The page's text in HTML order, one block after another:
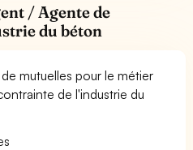
/ Agente de
du béton
mutuelles pour le métier
de l'industrie du